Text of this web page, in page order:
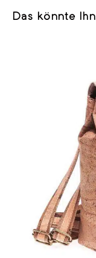
Das könnte